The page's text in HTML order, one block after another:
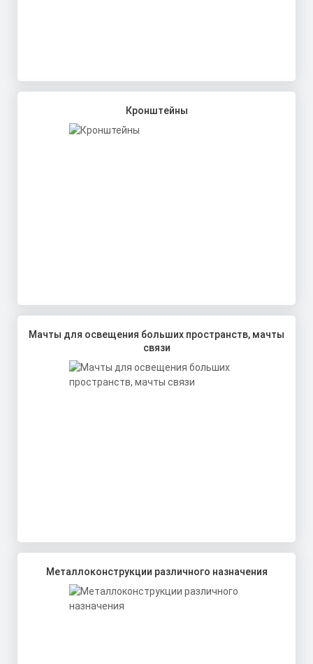
Кронштейны
Мачты для освещения больших пространств, мачты
связи
Металлоконструкции различного назначения